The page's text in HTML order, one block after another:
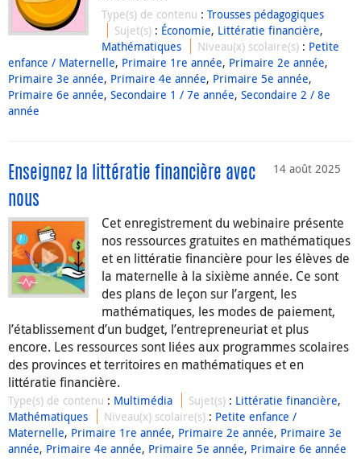
Type(s) de contenu : Trousses pédagogiques
Sujet(s) : Économie, Littératie financière,
Mathématiques
Niveau(x) scolaire(s) : Petite
enfance / Maternelle, Primaire 1re année, Primaire 2e année,
Primaire 3e année, Primaire 4e année, Primaire 5e année,
Primaire 6e année, Secondaire 1 / 7e année, Secondaire 2 / 8e
année
14 août 2025
Enseignez la littératie financière avec
nous
Cet enregistrement du webinaire présente
nos ressources gratuites en mathématiques
et en littératie financière pour les élèves de
la maternelle à la sixième année. Ce sont
des plans de leçon sur l’argent, les
mathématiques, les modes de paiement,
l’établissement d’un budget, l’entrepreneuriat et plus
encore. Les ressources sont liées aux programmes scolaires
des provinces et territoires en mathématiques et en
littératie financière.
Type(s) de contenu : Multimédia Sujet(s) : Littératie financière,
Mathématiques
Niveau(x) scolaire(s) : Petite enfance /
Maternelle, Primaire 1re année, Primaire 2e année, Primaire 3e
année, Primaire 4e année, Primaire 5e année, Primaire 6e année